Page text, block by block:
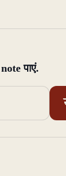
पाएं.